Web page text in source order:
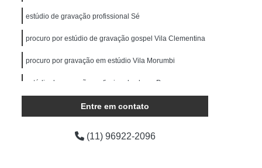
Feminina
Profissional
de Locução
Fazer Mixagem de Músicas
Mixagem de Som
Mixagem de Voz
Produção áudio
Produção de áudio
Produtora de áudio Estudio
Produtora de Som
Produtora Som
estúdio de gravação profissional Sé
procuro por estúdio de gravação gospel Vila Clementina
procuro por gravação em estúdio Vila Morumbi
estúdio de gravação profissional valores Parque
Entre em contato
(11) 96922-2096